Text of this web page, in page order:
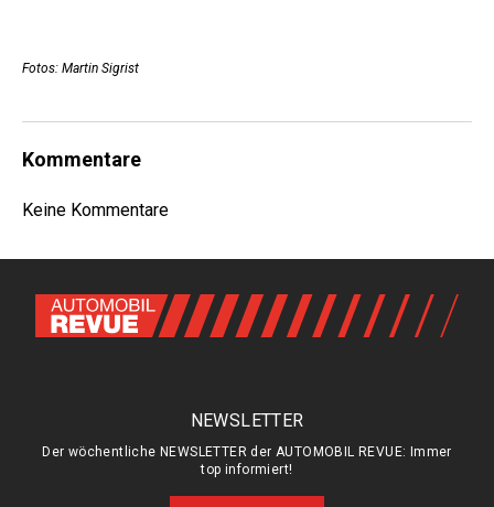
Fotos: Martin Sigrist
Kommentare
Keine Kommentare
NEWSLETTER
Der wöchentliche NEWSLETTER der AUTOMOBIL REVUE: Immer
top informiert!